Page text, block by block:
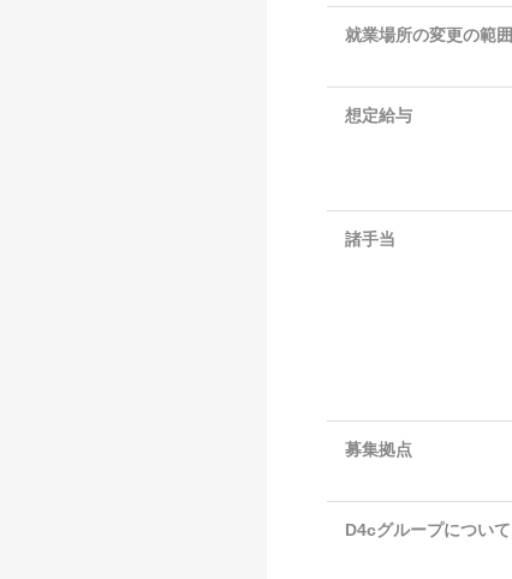
就業場所の変更の範囲
想定給与
諸手当
募集拠点
D4cグループについて